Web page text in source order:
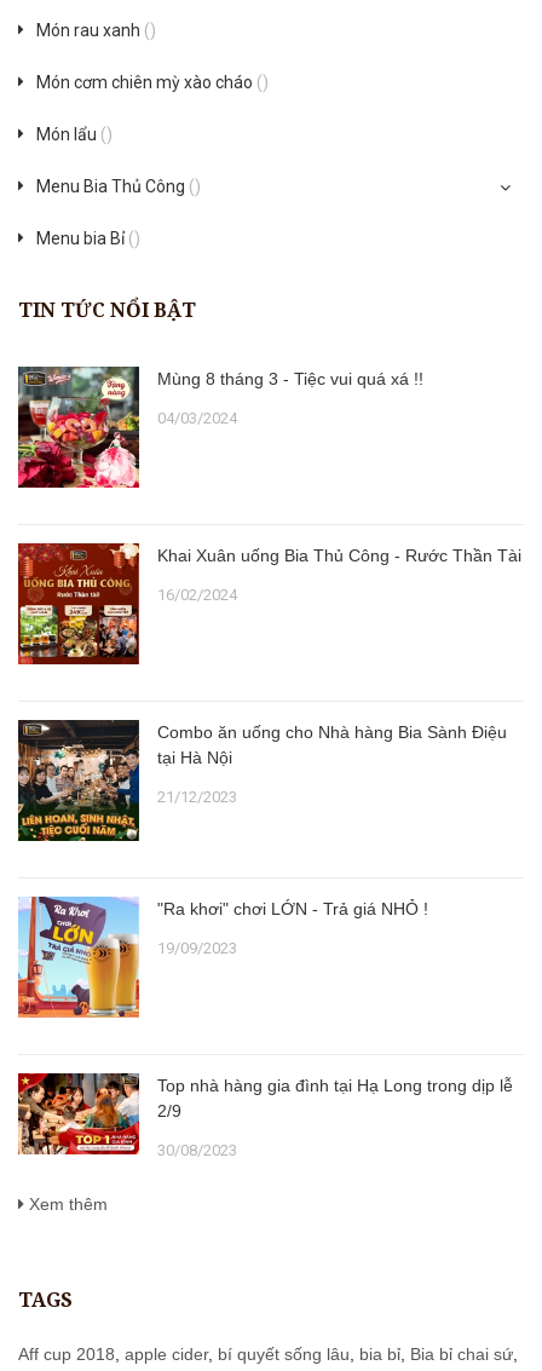
Món rau xanh ()
Món cơm chiên mỳ xào cháo ()
Món lẩu ()
Menu Bia Thủ Công ()
Menu bia Bỉ()
TIN TỨC NỔI BẬT
Mùng 8 tháng 3 - Tiệc vui quá xá !!
04/03/2024
Khai Xuân uống Bia Thủ Công - Rước Thần Tài
16/02/2024
Combo ăn uống cho Nhà hàng Bia Sành Điệu
tại Hà Nội
21/12/2023
"Ra khơi" chơi LỚN - Trả giá NHỎ !
19/09/2023
Top nhà hàng gia đình tại Hạ Long trong dịp lễ
2/9
30/08/2023
Xem thêm
TAGS
Aff cup 2018 apple cider, bí quyết sống lâu bia bỉ Bia bỉ chai sứ